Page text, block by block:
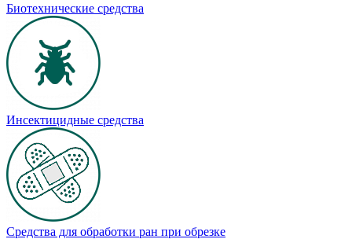
Биотехнические средства
Инсектицидные средства
Средства для обработки ран при обрезке